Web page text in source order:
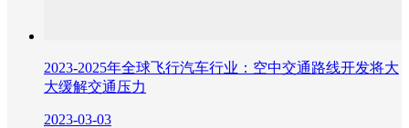
2023-2025年全球飞行汽车行业：空中交通路线开发将大
大缓解交通压力
2023-03-03